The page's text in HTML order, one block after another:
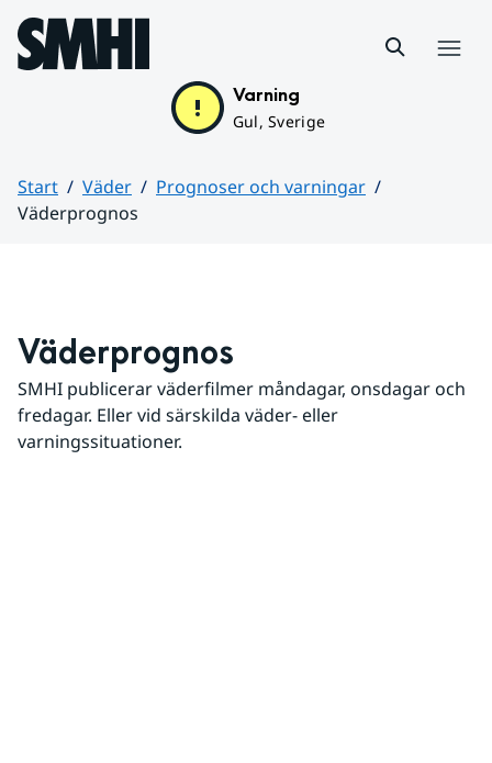
Hoppa till sidans innehåll
Varning
Gul, Sverige
Start Väder
Prognoser och varningar
Väderprognos
Väderprognos
SMHI publicerar väderfilmer måndagar, onsdagar och
fredagar. Eller vid särskilda väder- eller
varningssituationer.